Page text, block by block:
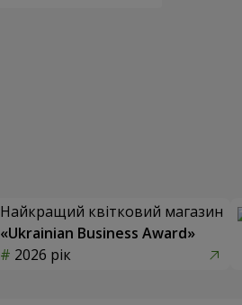
Найкращий квітковий магазин
«Ukrainian Business Award»
2026 рік